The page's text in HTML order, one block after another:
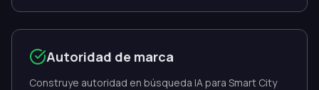
Autoridad de marca
Construye autoridad en búsqueda IA para Smart City